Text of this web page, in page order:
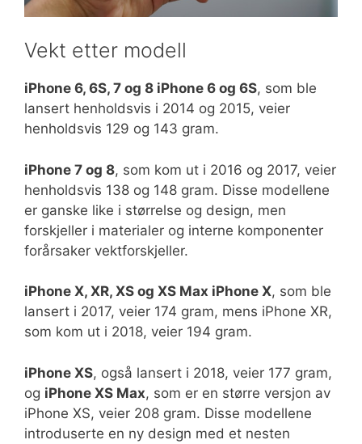
Vekt etter modell
iPhone 6, 6S, 7 og 8 iPhone 6 og 6S, som ble
lansert henholdsvis i 2014 og 2015, veier
henholdsvis 129 og 143 gram.
iPhone 7 og 8, som kom ut i 2016 og 2017, veier
henholdsvis 138 og 148 gram. Disse modellene
er ganske like i størrelse og design, men
forskjeller i materialer og interne komponenter
forårsaker vektforskjeller.
iPhone X, XR, XS og XS Max iPhone X, som ble
lansert i 2017, veier 174 gram, mens iPhone XR,
som kom ut i 2018, veier 194 gram.
iPhone XS, også lansert i 2018, veier 177 gram,
og iPhone XS Max, som er en større versjon av
iPhone XS, veier 208 gram. Disse modellene
introduserte en ny design med et nesten